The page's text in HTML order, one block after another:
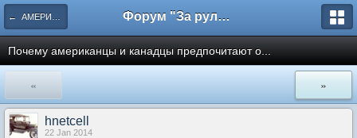
← АМЕРИКАНСКИЕ Форум "За рулем"
Почему американцы и канадцы предпочитают о...
« »
hnetcell
22 Jan 2014